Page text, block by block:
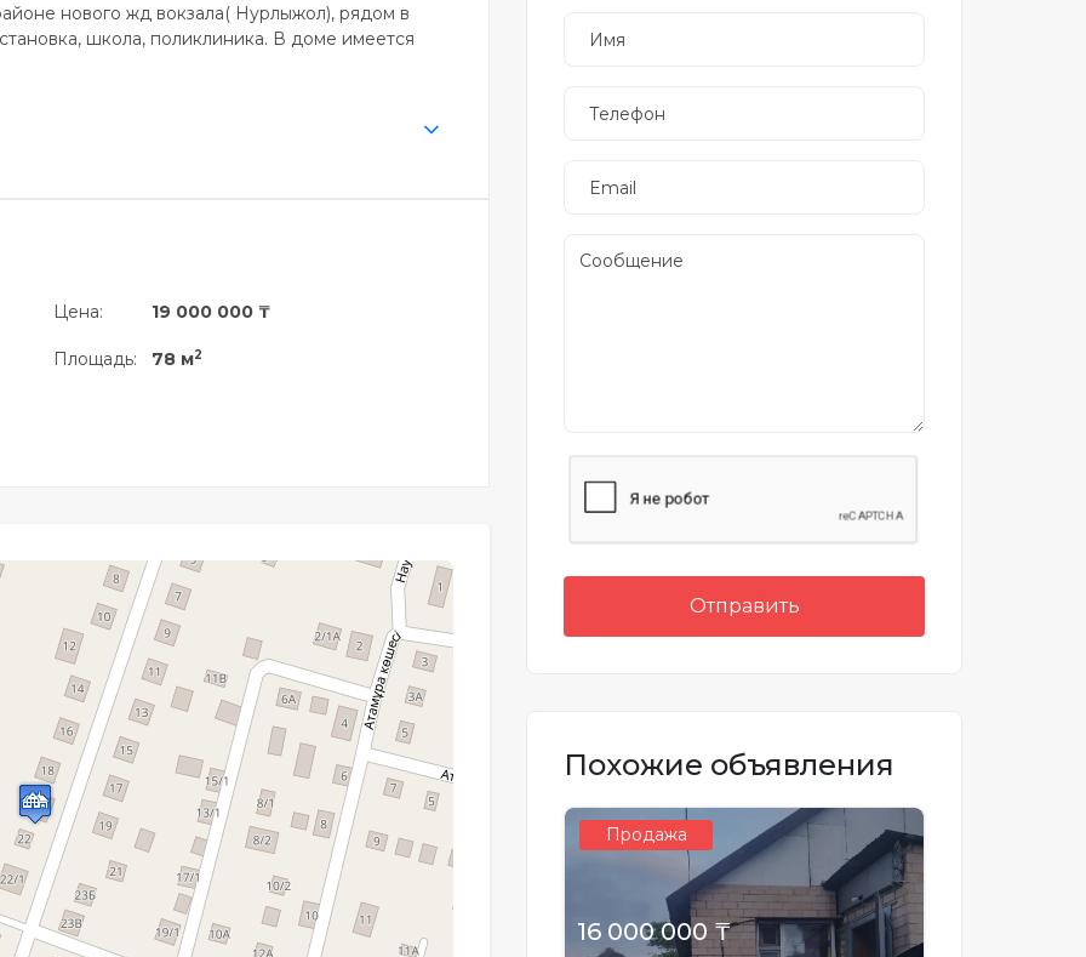
нового жд вокзала( Нурлыжол), рядом в
школа, поликлиника. В доме имеется
Цена:
Площадь:
19 000 000 ₸
78 м2
Отправить
Похожие объявления
Продажа
16 000 000 ₸